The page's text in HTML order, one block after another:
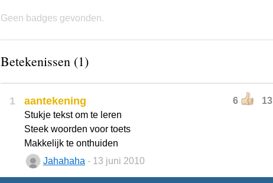
Geen badges gevonden.
Betekenissen (1)
1 6 13
aantekening
Stukje tekst om te leren
Steek woorden voor toets
Makkelijk te onthuiden
Jahahaha - 13 juni 2010